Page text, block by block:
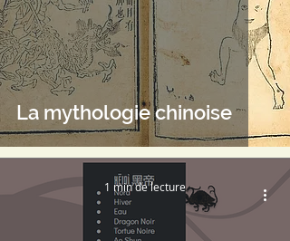
La mythologie chinoise
1 min de lecture